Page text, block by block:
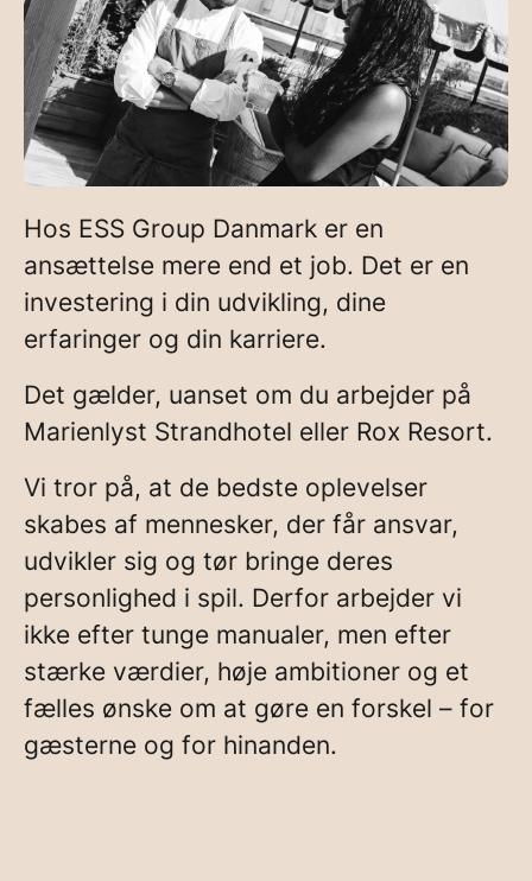
Hos ESS Group Danmark er en
ansættelse mere end et job. Det er en
investering i din udvikling, dine
erfaringer og din karriere.
Det gælder, uanset om du arbejder på
Marienlyst Strandhotel eller Rox Resort.
Vi tror på, at de bedste oplevelser
skabes af mennesker, der får ansvar,
udvikler sig og tør bringe deres
personlighed i spil. Derfor arbejder vi
ikke efter tunge manualer, men efter
stærke værdier, høje ambitioner og et
fælles ønske om at gøre en forskel – for
gæsterne og for hinanden.